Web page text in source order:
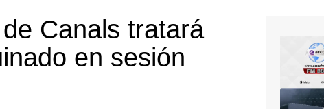
Canals tratará
en sesión